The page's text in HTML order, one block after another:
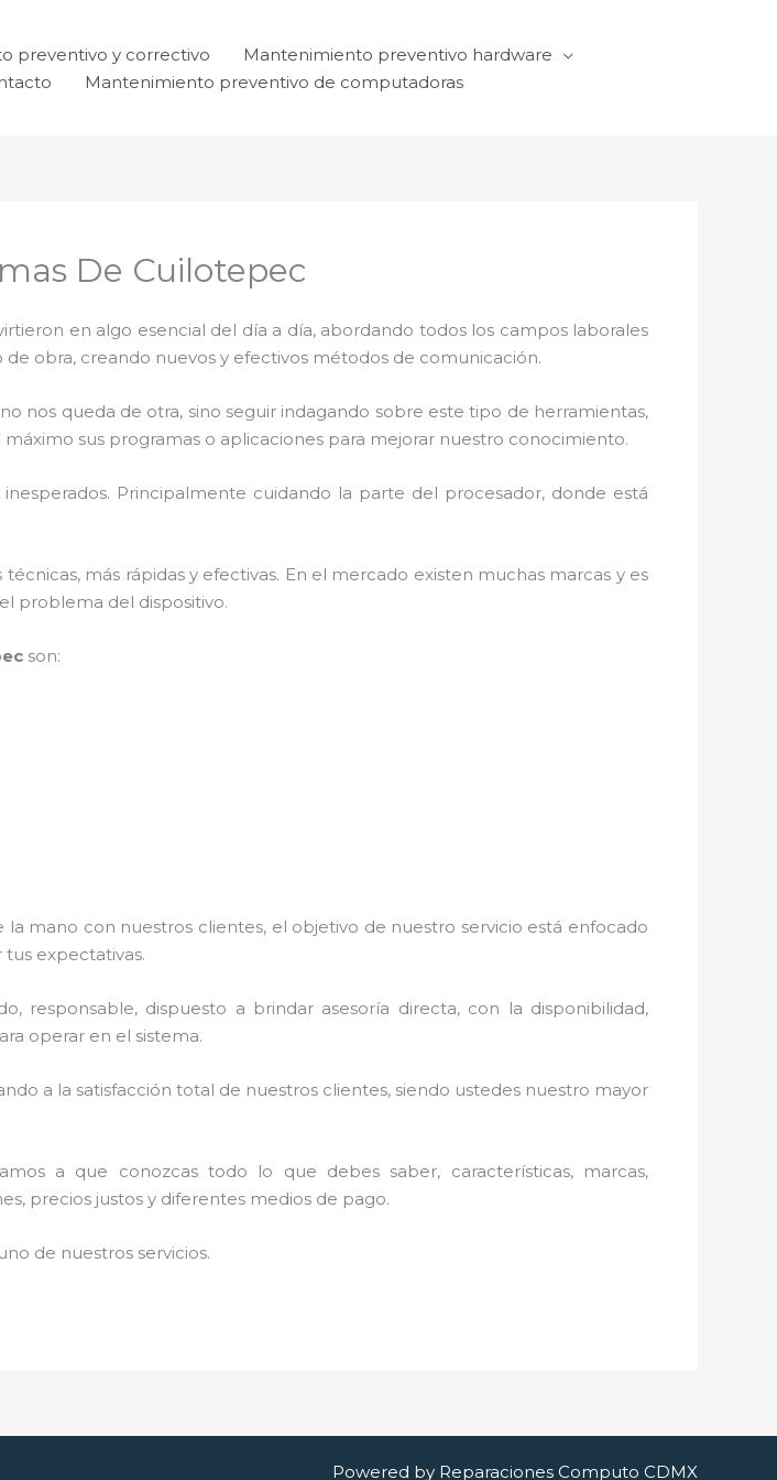
preventivo y correctivo
Mantenimiento preventivo hardware
Mantenimiento preventivo de computadoras
De Cuilotepec
en algo esencial del día a día, abordando todos los campos laborales
obra, creando nuevos y efectivos métodos de comunicación.
nos queda de otra, sino seguir indagando sobre este tipo de herramientas,
sus programas o aplicaciones para mejorar nuestro conocimiento.
Principalmente cuidando la parte del procesador, donde está
más rápidas y efectivas. En el mercado existen muchas marcas y es
problema del dispositivo.
son:
mano con nuestros clientes, el objetivo de nuestro servicio está enfocado
expectativas.
responsable, dispuesto a brindar asesoría directa, con la disponibilidad,
operar en el sistema.
a la satisfacción total de nuestros clientes, siendo ustedes nuestro mayor
a que conozcas todo lo que debes saber, características, marcas,
precios justos y diferentes medios de pago.
de nuestros servicios.
Powered by Reparaciones Computo CDMX